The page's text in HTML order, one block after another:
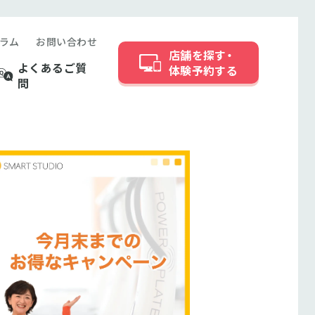
よくあるご質
問
ム お問い合わせ
店舗を探す・
体験予約する